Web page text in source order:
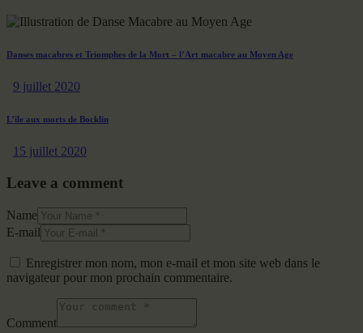
Danses macabres et Triomphes de la Mort – l’Art macabre au Moyen Age
9 juillet 2020
L’île aux morts de Bocklin
15 juillet 2020
Leave a comment
Name
E-mail
Enregistrer mon nom, mon e-mail et mon site web dans le
navigateur pour mon prochain commentaire.
Comment